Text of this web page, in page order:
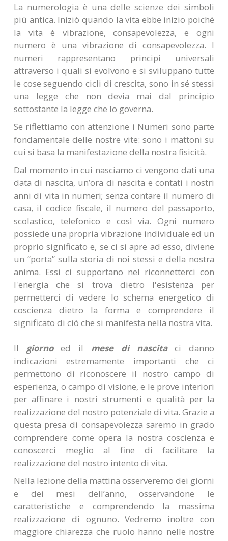
La numerologia è una delle scienze dei simboli
più antica. Iniziò quando la vita ebbe inizio poiché
la vita è vibrazione, consapevolezza, e ogni
numero è una vibrazione di consapevolezza. I
numeri rappresentano principi universali
attraverso i quali si evolvono e si sviluppano tutte
le cose seguendo cicli di crescita, sono in sé stessi
una legge che non devia mai dal principio
sottostante la legge che lo governa.
Se riflettiamo con attenzione i Numeri sono parte
fondamentale delle nostre vite: sono i mattoni su
cui si basa la manifestazione della nostra fisicità.
Dal momento in cui nasciamo ci vengono dati una
data di nascita, un’ora di nascita e contati i nostri
anni di vita in numeri; senza contare il numero di
casa, il codice fiscale, il numero del passaporto,
scolastico, telefonico e così via. Ogni numero
possiede una propria vibrazione individuale ed un
proprio significato e, se ci si apre ad esso, diviene
un “porta” sulla storia di noi stessi e della nostra
anima. Essi ci supportano nel riconnetterci con
l'energia che si trova dietro l'esistenza per
permetterci di vedere lo schema energetico di
coscienza dietro la forma e comprendere il
significato di ciò che si manifesta nella nostra vita.
Il giornoed il mese di nascitaci danno
indicazioni estremamente importanti che ci
permettono di riconoscere il nostro campo di
esperienza, o campo di visione, e le prove interiori
per affinare i nostri strumenti e qualità per la
realizzazione del nostro potenziale di vita. Grazie a
questa presa di consapevolezza saremo in grado
comprendere come opera la nostra coscienza e
conoscerci meglio al fine di facilitare la
realizzazione del nostro intento di vita.
Nella lezione della mattina osserveremo dei giorni
e dei mesi dell’anno, osservandone le
caratteristiche e comprendendo la massima
realizzazione di ognuno. Vedremo inoltre con
maggiore chiarezza che ruolo hanno nelle nostre